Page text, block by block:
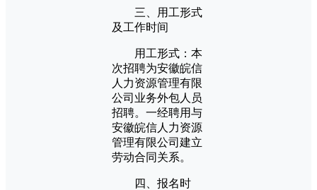
三、用工形式
及工作时间
用工形式：本
次招聘为安徽皖信
人力资源管理有限
公司业务外包人员
招聘。一经聘用与
安徽皖信人力资源
管理有限公司建立
劳动合同关系。
四、报名时